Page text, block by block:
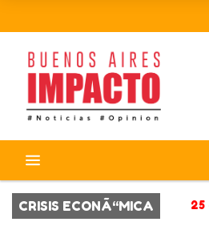
CRISIS ECONÃ“MICA 25